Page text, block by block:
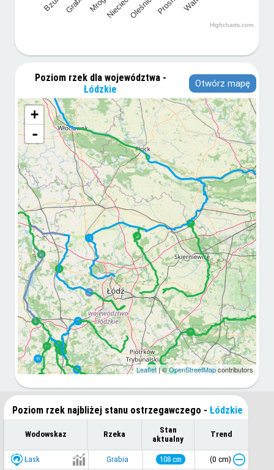
NiecieczOleśnica
Highcharts.com
Poziom rzek dla województwa -
Łódzkie
Otwórz mapę
+
-
Leaflet | ©OpenStreetMapcontributors
Poziom rzek najbliżej stanu ostrzegawczego - Łódzkie
Wodowskaz Rzeka
Stan
aktualny
Trend
Łask Grabia 108 cm (0 cm)